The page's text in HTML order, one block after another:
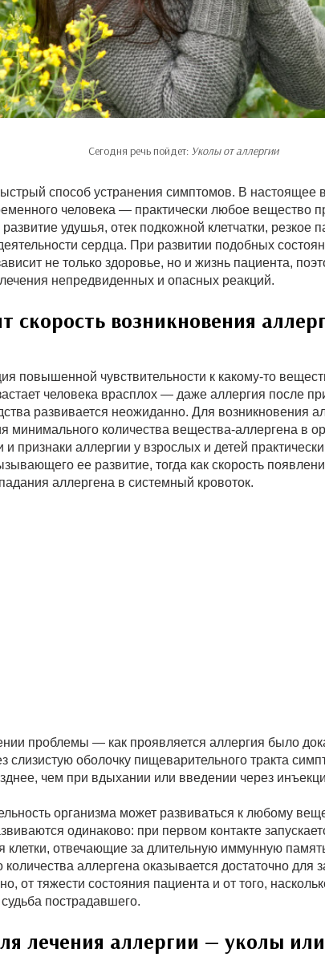
Сегодня речь пойдет: Уколы от аллергии
способ устранения симптомов. В настоящее
человека — практически любое вещество
удушья, отек подкожной клетчатки, резкое
сердца. При развитии подобных
не только здоровье, но и жизнь пациента,
непредвиденных и опасных реакций.
скорость возникновения
повышенной чувствительности к какому-то
человека врасплох — даже аллергия после
развивается неожиданно. Для возникновения
минимального количества вещества-аллергена в
признаки аллергии у взрослых и детей
ее развитие, тогда как скорость
аллергена в системный кровоток.
проблемы — как проявляется аллергия было
слизистую оболочку пищеварительного тракта
чем при вдыхании или введении через
организма может развиваться к любому
одинаково: при первом контакте
клетки, отвечающие за длительную иммунную
аллергена оказывается достаточно для
от тяжести состояния пациента и от того,
пострадавшего.
лечения аллергии — уколы